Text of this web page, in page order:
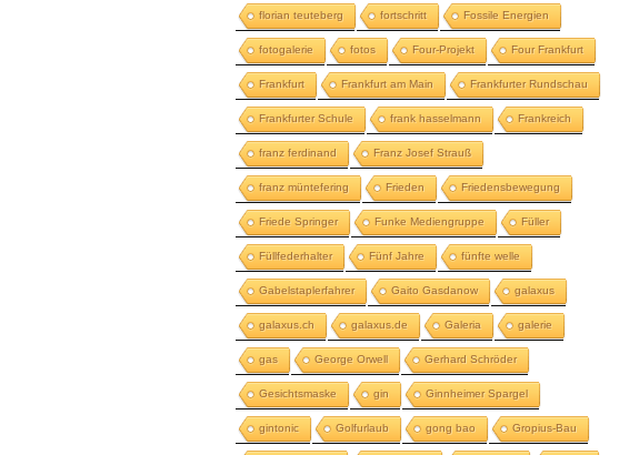
florian teuteberg fortschritt Fossile Energien
fotogalerie fotos Four-Projekt Four Frankfurt
Frankfurt Frankfurt am Main Frankfurter Rundschau
Frankfurter Schule frank hasselmann Frankreich
franz ferdinand Franz Josef Strauß
franz müntefering Frieden Friedensbewegung
Friede Springer Funke Mediengruppe Füller
Füllfederhalter Fünf Jahre fünfte welle
Gabelstaplerfahrer Gaito Gasdanow galaxus
galaxus.ch galaxus.de Galeria galerie
gas George Orwell Gerhard Schröder
Gesichtsmaske gin Ginnheimer Spargel
gintonic Golfurlaub gong bao Gropius-Bau